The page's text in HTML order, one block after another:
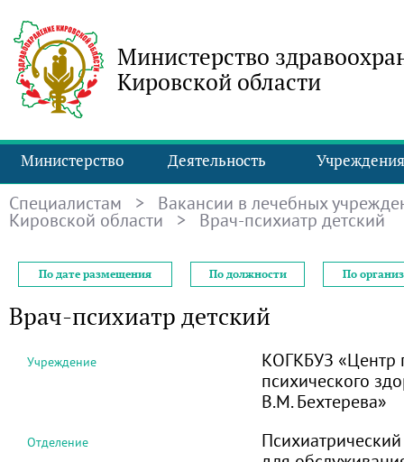
Министерство
Кировской области
Министерство Деятельность Учреждения
Специалистам > Вакансии в лечебных
Кировской области > Врач-психиатр детский
По дате размещения По должности По
Врач-психиатр детский
Учреждение
КОГКБУЗ «Центр
психического
В.М. Бехтерева»
Отделение